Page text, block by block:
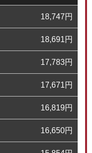
18,747円
18,691円
17,783円
17,671円
16,819円
16,650円